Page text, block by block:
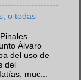
o todas
Álvaro
del uso de
del
muc...